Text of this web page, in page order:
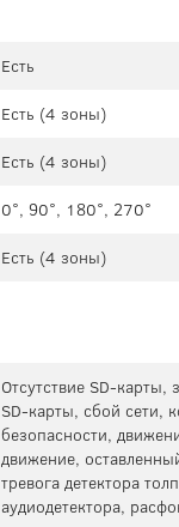
Есть
Есть (4 зоны)
Есть (4 зоны)
0°, 90°, 180°, 270°
Есть (4 зоны)
Отсутствие SD-
SD-карты, сбой сети,
безопасности,
движение,
тревога детектора
аудиодетектора,